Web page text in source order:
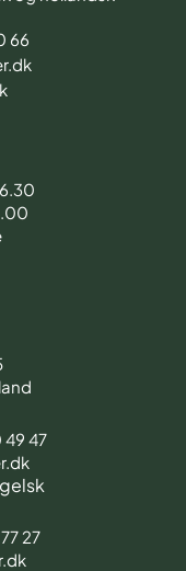
66
49 47
27